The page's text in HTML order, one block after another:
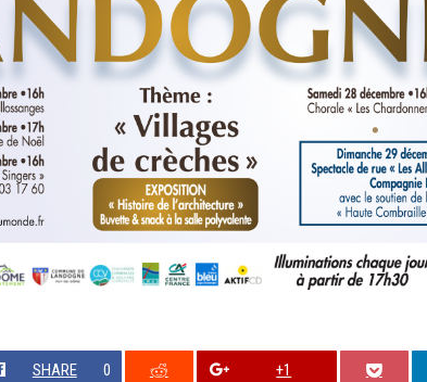
SHARE 0 +1